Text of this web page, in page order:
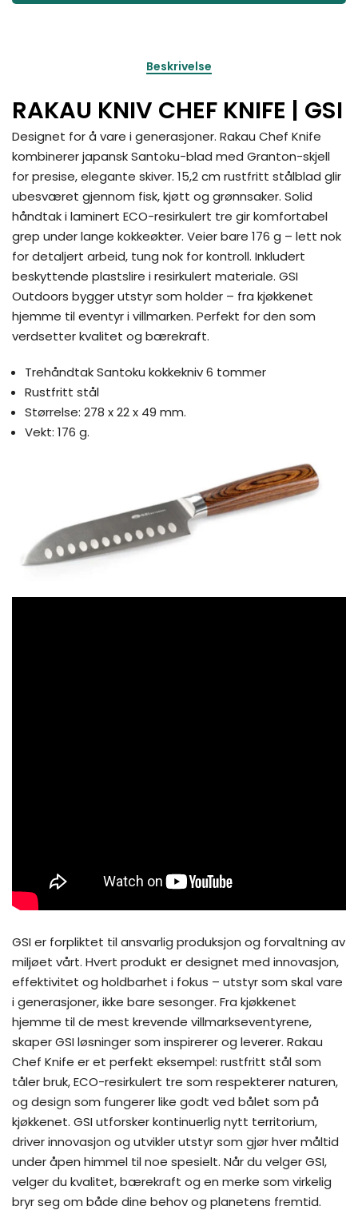
Beskrivelse
RAKAU KNIV CHEF KNIFE | GSI
Designet for å vare i generasjoner. Rakau Chef Knife
kombinerer japansk Santoku-blad med Granton-skjell
for presise, elegante skiver. 15,2 cm rustfritt stålblad glir
ubesværet gjennom fisk, kjøtt og grønnsaker. Solid
håndtak i laminert ECO-resirkulert tre gir komfortabel
grep under lange kokkeøkter. Veier bare 176 g – lett nok
for detaljert arbeid, tung nok for kontroll. Inkludert
beskyttende plastslire i resirkulert materiale. GSI
Outdoors bygger utstyr som holder – fra kjøkkenet
hjemme til eventyr i villmarken. Perfekt for den som
verdsetter kvalitet og bærekraft.
Trehåndtak Santoku kokkekniv 6 tommer
Rustfritt stål
Størrelse: 278 x 22 x 49 mm.
Vekt: 176 g.
GSI er forpliktet til ansvarlig produksjon og forvaltning av
miljøet vårt. Hvert produkt er designet med innovasjon,
effektivitet og holdbarhet i fokus – utstyr som skal vare
i generasjoner, ikke bare sesonger. Fra kjøkkenet
hjemme til de mest krevende villmarkseventyrene,
skaper GSI løsninger som inspirerer og leverer. Rakau
Chef Knife er et perfekt eksempel: rustfritt stål som
tåler bruk, ECO-resirkulert tre som respekterer naturen,
og design som fungerer like godt ved bålet som på
kjøkkenet. GSI utforsker kontinuerlig nytt territorium,
driver innovasjon og utvikler utstyr som gjør hver måltid
under åpen himmel til noe spesielt. Når du velger GSI,
velger du kvalitet, bærekraft og en merke som virkelig
bryr seg om både dine behov og planetens fremtid.